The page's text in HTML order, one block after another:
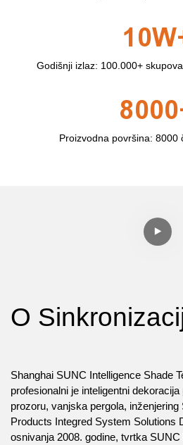
Godišnji izlaz: 100.000+
Proizvodna površina: 8000
O
Shanghai SUNC Intelligence Shade
profesionalni je inteligentni
prozoru, vanjska pergola,
Products Integred System Solutions
osnivanja 2008. godine, tvrtka